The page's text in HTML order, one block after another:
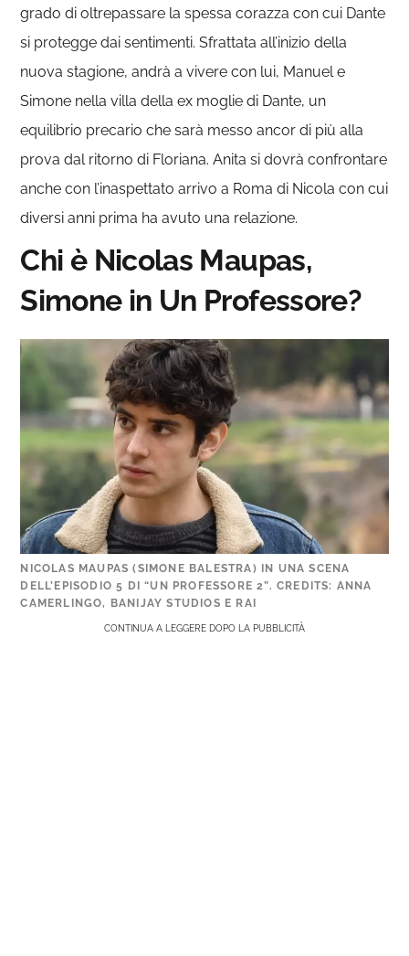
grado di oltrepassare la spessa corazza con cui Dante
si protegge dai sentimenti. Sfrattata all’inizio della
nuova stagione, andrà a vivere con lui, Manuel e
Simone nella villa della ex moglie di Dante, un
equilibrio precario che sarà messo ancor di più alla
prova dal ritorno di Floriana. Anita si dovrà confrontare
anche con l’inaspettato arrivo a Roma di Nicola con cui
diversi anni prima ha avuto una relazione.
Chi è Nicolas Maupas,
Simone in Un Professore?
NICOLAS MAUPAS (SIMONE BALESTRA) IN UNA SCENA
DELL’EPISODIO 5 DI “UN PROFESSORE 2”. CREDITS: ANNA
CAMERLINGO, BANIJAY STUDIOS E RAI
CONTINUA A LEGGERE DOPO LA PUBBLICITÀ